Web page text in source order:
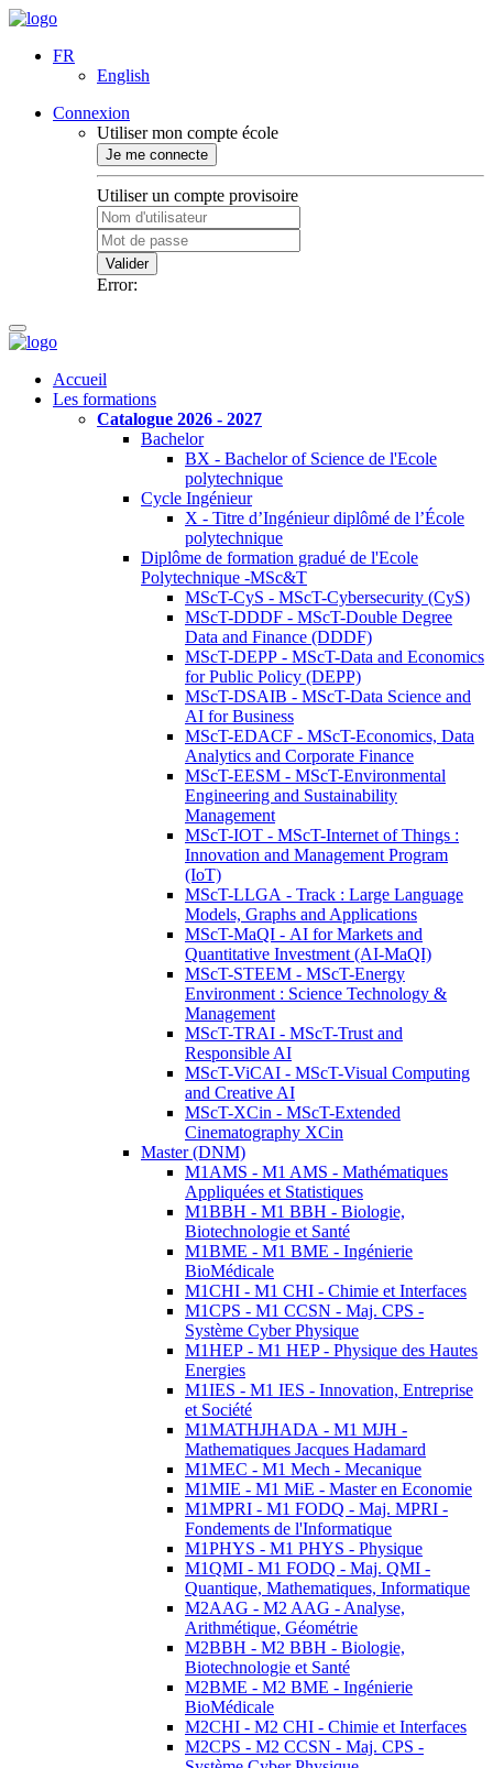
FR
English
Connexion
Utiliser mon compte école
Je me connecte
Utiliser un compte provisoire
Valider
Error:
Accueil
Les formations
Catalogue 2026 - 2027
Bachelor
BX - Bachelor of Science de l'Ecole
polytechnique
Cycle Ingénieur
X - Titre d’Ingénieur diplômé de l’École
polytechnique
Diplôme de formation gradué de l'Ecole
Polytechnique -MSc&T
MScT-CyS - MScT-Cybersecurity (CyS)
MScT-DDDF - MScT-Double Degree
Data and Finance (DDDF)
MScT-DEPP - MScT-Data and Economics
for Public Policy (DEPP)
MScT-DSAIB - MScT-Data Science and
AI for Business
MScT-EDACF - MScT-Economics, Data
Analytics and Corporate Finance
MScT-EESM - MScT-Environmental
Engineering and Sustainability
Management
MScT-IOT - MScT-Internet of Things :
Innovation and Management Program
(IoT)
MScT-LLGA - Track : Large Language
Models, Graphs and Applications
MScT-MaQI - AI for Markets and
Quantitative Investment (AI-MaQI)
MScT-STEEM - MScT-Energy
Environment : Science Technology &
Management
MScT-TRAI - MScT-Trust and
Responsible AI
MScT-ViCAI - MScT-Visual Computing
and Creative AI
MScT-XCin - MScT-Extended
Cinematography XCin
Master (DNM)
M1AMS - M1 AMS - Mathématiques
Appliquées et Statistiques
M1BBH - M1 BBH - Biologie,
Biotechnologie et Santé
M1BME - M1 BME - Ingénierie
BioMédicale
M1CHI - M1 CHI - Chimie et Interfaces
M1CPS - M1 CCSN - Maj. CPS -
Système Cyber Physique
M1HEP - M1 HEP - Physique des Hautes
Energies
M1IES - M1 IES - Innovation, Entreprise
et Société
M1MATHJHADA - M1 MJH -
Mathematiques Jacques Hadamard
M1MEC - M1 Mech - Mecanique
M1MIE - M1 MiE - Master en Economie
M1MPRI - M1 FODQ - Maj. MPRI -
Fondements de l'Informatique
M1PHYS - M1 PHYS - Physique
M1QMI - M1 FODQ - Maj. QMI -
Quantique, Mathematiques, Informatique
M2AAG - M2 AAG - Analyse,
Arithmétique, Géométrie
M2BBH - M2 BBH - Biologie,
Biotechnologie et Santé
M2BME - M2 BME - Ingénierie
BioMédicale
M2CHI - M2 CHI - Chimie et Interfaces
M2CPS - M2 CCSN - Maj. CPS -